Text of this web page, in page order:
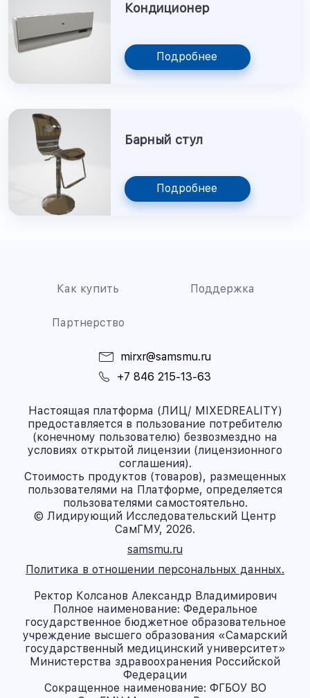
Кондиционер
Подробнее
Барный стул
Подробнее
Как купить Поддержка
Партнерство
mirxr@samsmu.ru
+7 846 215-13-63
Настоящая платформа (ЛИЦ/ MIXEDREALITY)
предоставляется в пользование потребителю
(конечному пользователю) безвозмездно на
условиях открытой лицензии (лицензионного
соглашения).
Стоимость продуктов (товаров), размещенных
пользователями на Платформе, определяется
пользователями самостоятельно.
© Лидирующий Исследовательский Центр
СамГМУ, 2026.
samsmu.ru
Политика в отношении персональных данных.
Ректор Колсанов Александр Владимирович
Полное наименование: Федеральное
государственное бюджетное образовательное
учреждение высшего образования «Самарский
государственный медицинский университет»
Министерства здравоохранения Российской
Федерации
Сокращенное наименование: ФГБОУ ВО